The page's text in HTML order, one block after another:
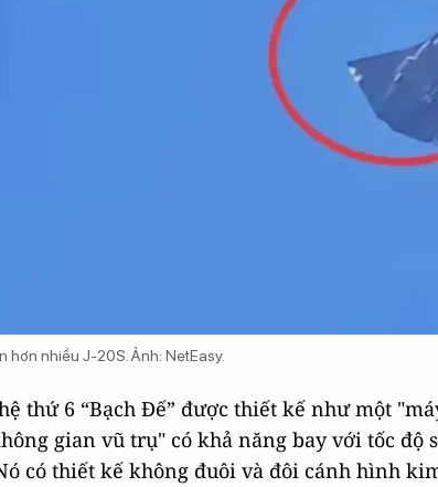
hơn nhiều J-20S. Ảnh: NetEasy.
thứ 6 “Bạch Đế” được thiết kế như một
gian vũ trụ" có khả năng bay với tốc độ
có thiết kế không đuôi và đôi cánh hình